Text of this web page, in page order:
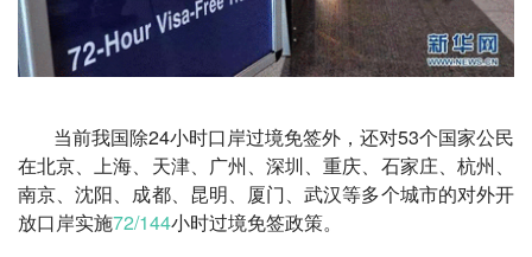
当前我国除24小时口岸过境免签外，还对53个国家公民
在北京、上海、天津、广州、深圳、重庆、石家庄、杭州、
南京、沈阳、成都、昆明、厦门、武汉等多个城市的对外开
放口岸实施72/144小时过境免签政策。